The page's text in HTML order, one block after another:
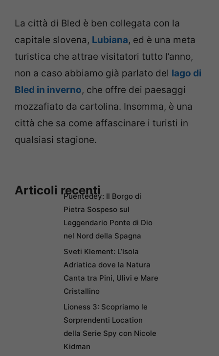
La città di Bled è ben collegata con la
capitale slovena, Lubiana, ed è una meta
turistica che attrae visitatori tutto l’anno,
non a caso abbiamo già parlato del lago di
Bled in inverno, che offre dei paesaggi
mozzafiato da cartolina. Insomma, è una
città che sa come affascinare i turisti in
qualsiasi stagione.
Articoli recentiPuentedey: Il Borgo di
Pietra Sospeso sul
Leggendario Ponte di Dio
nel Nord della Spagna
Sveti Klement: L’Isola
Adriatica dove la Natura
Canta tra Pini, Ulivi e Mare
Cristallino
Lioness 3: Scopriamo le
Sorprendenti Location
della Serie Spy con Nicole
Kidman